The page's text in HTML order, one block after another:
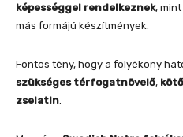
képességgel rendelkeznek,
más formájú készítmények.
Fontos tény, hogy a folyékony
szükséges térfogatnövelő,
zselatin